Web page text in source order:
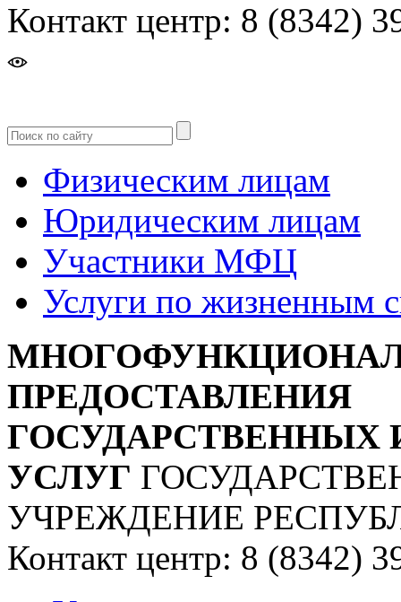
Контакт центр: 8 (8342)
Физическим лицам
Юридическим лицам
Участники МФЦ
Услуги по жизненным
ПРЕДОСТАВЛЕНИЯ
УСЛУГ
УЧРЕЖДЕНИЕ
Контакт центр: 8 (8342)